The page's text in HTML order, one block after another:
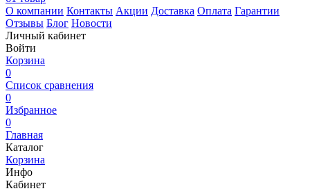
О компании Контакты Акции Доставка Оплата Гарантии
Отзывы Блог Новости
Личный кабинет
Войти
Корзина
0
Список сравнения
0
Избранное
0
Главная
Каталог
Корзина
Инфо
Кабинет